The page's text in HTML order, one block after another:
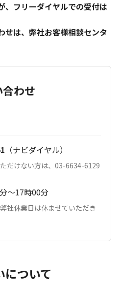
、フリーダイヤルでの受付は
せは、弊社お客様相談センタ
わせ
（ナビダイヤル）
だけない方は、03-6634-6129
～17時00分
社休業日は休ませていただき
ついて